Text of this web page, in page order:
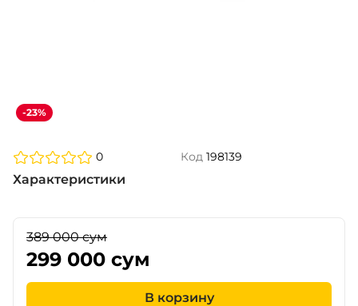
-23%
0 Код 198139
Характеристики
389 000 сум
299 000 сум
В корзину